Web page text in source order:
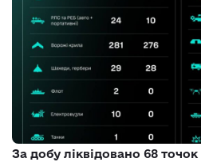
За добу ліквідовано 68